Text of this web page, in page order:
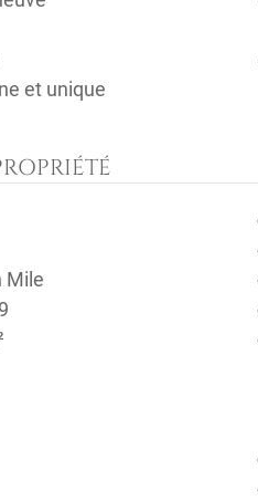
et unique
Mile